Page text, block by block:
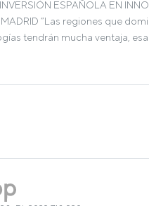
ESPAÑOLA EN
“Las regiones que
tendrán mucha ventaja, esa